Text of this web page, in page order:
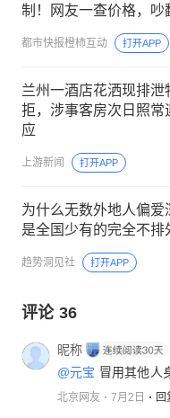
制！网友一查价格，吵
都市快报橙柿互动 打开APP
兰州一酒店花洒现排泄
拒，涉事客房次日照常
应
上游新闻 打开APP
为什么无数外地人偏爱
是全国少有的完全不排
趋势洞见社 打开APP
评论 36
昵称
@元宝 冒用其他人
北京网友 7月2日 回